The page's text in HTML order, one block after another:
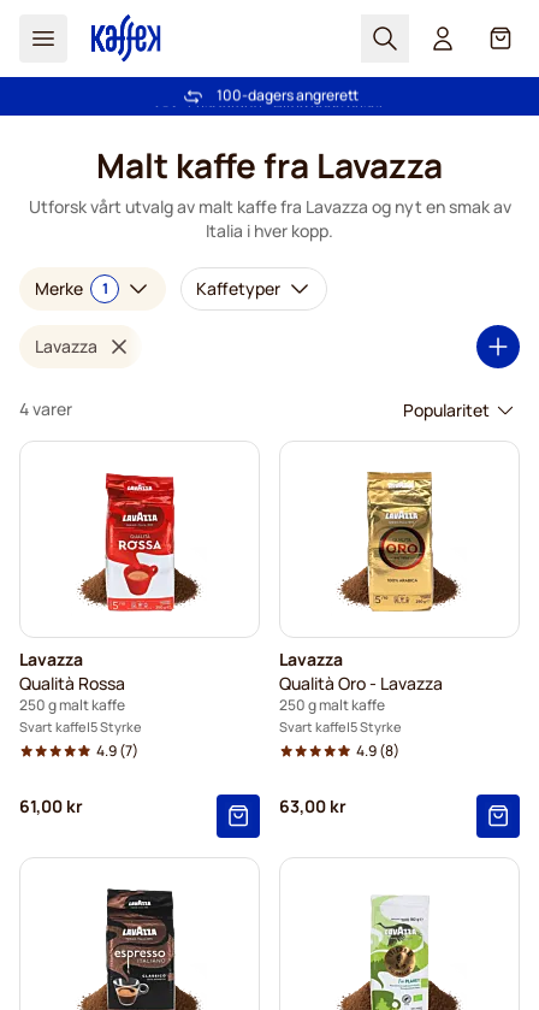
Søk Cart
Gratis frakt over kr 599
100-dagers angrerett
Malt kaffe fra Lavazza
Utforsk vårt utvalg av malt kaffe fra Lavazza og nyt en smak av
Italia i hver kopp.
Merke 1 Kaffetyper
Lavazza
4 varer
Lavazza
Qualità Rossa
250 g malt kaffe
Svart kaffe 5 Styrke
4.9(7)
61,00 kr
Lavazza
Qualità Oro - Lavazza
250 g malt kaffe
Svart kaffe 5 Styrke
4.9(8)
63,00 kr